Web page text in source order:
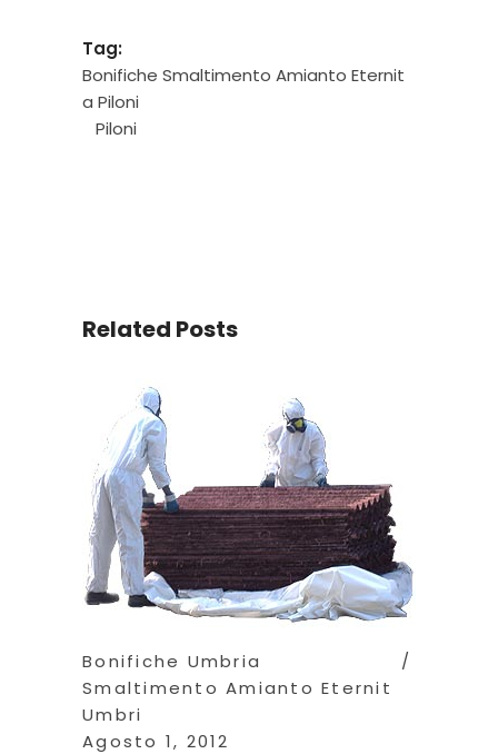
Tag:
Bonifiche Smaltimento Amianto Eternit
a Piloni
Piloni
Related Posts
Bonifiche Umbria
Smaltimento Amianto Eternit
Umbri
Agosto 1, 2012